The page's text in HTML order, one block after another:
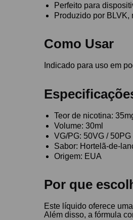
Perfeito para
Produzido por BLVK,
Como Usar
Indicado para uso em
Teor de nicotina:
Volume: 30ml
VG/PG: 50VG / 50PG
Sabor: Hortelã-de-
Origem: EUA
Por que
Este líquido oferece
Além disso, a fórmula